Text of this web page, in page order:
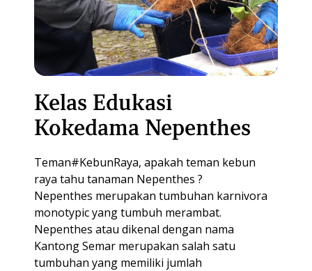
Kelas Edukasi
Kokedama Nepenthes
Teman#KebunRaya, apakah teman kebun
raya tahu tanaman Nepenthes ?
Nepenthes merupakan tumbuhan karnivora
monotypic yang tumbuh merambat.
Nepenthes atau dikenal dengan nama
Kantong Semar merupakan salah satu
tumbuhan yang memiliki jumlah